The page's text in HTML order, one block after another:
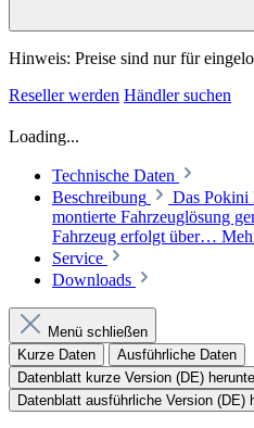
Hinweis: Preise sind nur für
Reseller werden Händler suchen
Loading...
Technische Daten
Beschreibung
Das Pokini
montierte Fahrzeuglösung
Fahrzeug erfolgt über…
Service
Downloads
Menü schließen
Kurze Daten
Ausführliche Daten
Datenblatt kurze Version (DE)
Datenblatt ausführliche Version (DE)